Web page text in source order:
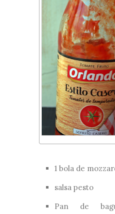
1 bola de
salsa pesto
Pan de